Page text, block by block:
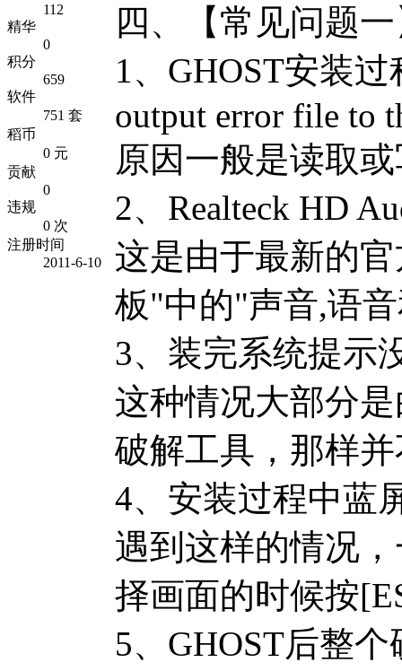
112
精华
0
积分
659
软件
751 套
稻币
0 元
贡献
0
违规
0 次
注册时间
2011-6-10
四、【常见问题
1、GHOST安装
output error file to
原因一般是读取
2、Realteck HD
这是由于最新的
板"中的"声音,语
3、装完系统提示
这种情况大部分
破解工具，那样
4、安装过程中蓝
遇到这样的情况
择画面的时候按
5、GHOST后整